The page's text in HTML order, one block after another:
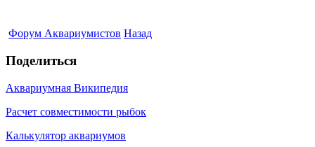
Форум Аквариумистов Назад
Поделиться
Аквариумная Википедия
Расчет совместимости рыбок
Калькулятор аквариумов